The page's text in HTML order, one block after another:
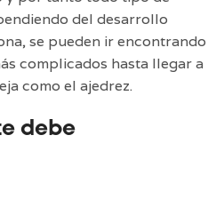
del desarrollo
se pueden ir encontrando
complicados hasta llegar a
como el ajedrez.
debe